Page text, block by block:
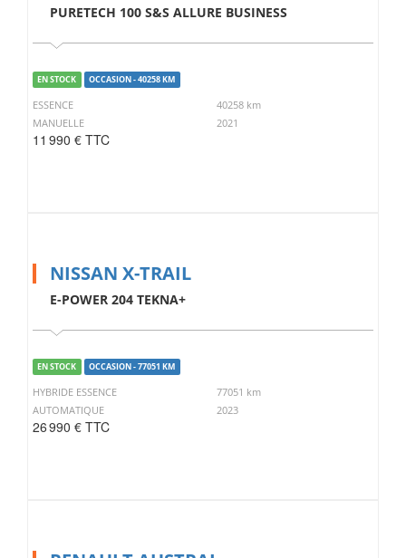
PURETECH 100 S&S ALLURE BUSINESS
EN STOCK OCCASION - 40258 KM
ESSENCE
40258 km
MANUELLE
2021
11 990 € TTC
NISSAN X-TRAIL
E-POWER 204 TEKNA+
EN STOCK OCCASION - 77051 KM
HYBRIDE ESSENCE
77051 km
AUTOMATIQUE
2023
26 990 € TTC